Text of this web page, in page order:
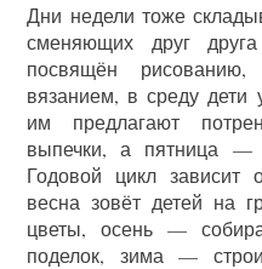
Дни недели тоже
сменяющих друг
посвящён
вязанием, в среду дети
им предлагают
выпечки, а пятница —
Годовой цикл зависит
весна зовёт детей на
цветы, осень —
поделок, зима —